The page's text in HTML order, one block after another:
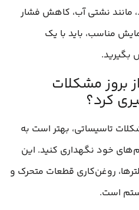
مانند نشتی آب، کاهش فشار
مناسب، باید با یک
بگیرید.
بروز مشکلات
کرد؟
تاسیساتی، بهتر است به
خود نگهداری کنید. این
روغن‌کاری قطعات متحرک و
است.